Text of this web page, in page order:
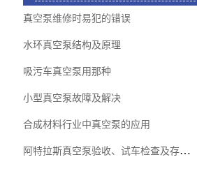
真空泵维修时易犯的错误
水环真空泵结构及原理
吸污车真空泵用那种
小型真空泵故障及解决
合成材料行业中真空泵的应用
阿特拉斯真空泵验收、试车检查及存储注意这几点